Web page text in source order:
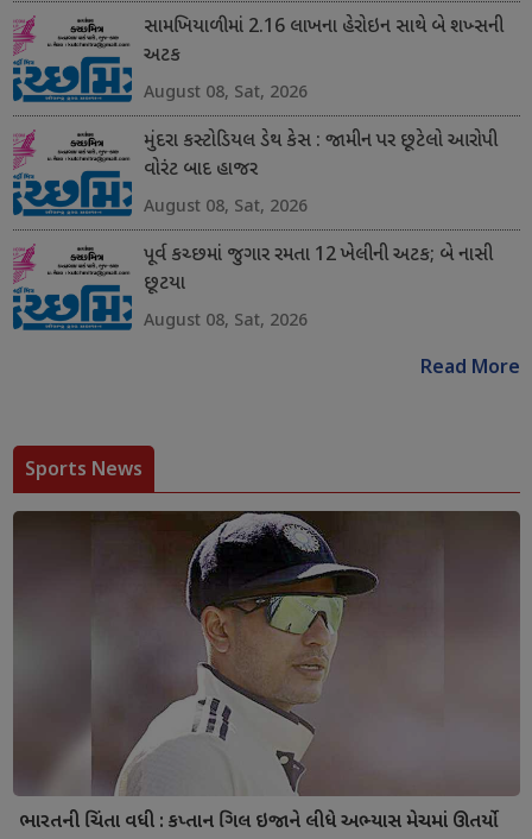
સામખિયાળીમાં 2.16 લાખના હેરોઇન સાથે બે શખ્સની
અટક
August 08, Sat, 2026
મુંદરા કસ્ટોડિયલ ડેથ કેસ : જામીન પર છૂટેલો આરોપી
વોરંટ બાદ હાજર
August 08, Sat, 2026
પૂર્વ કચ્છમાં જુગાર રમતા 12 ખેલીની અટક; બે નાસી
છૂટયા
August 08, Sat, 2026
Read More
Sports News
ભારતની ચિંતા વધી : કપ્તાન ગિલ ઇજાને લીધે અભ્યાસ મેચમાં ઊતર્યો